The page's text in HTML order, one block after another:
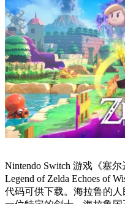
Nintendo Switch 游戏《塞
Legend of Zelda Echoes of
代码可供下载。海拉鲁的